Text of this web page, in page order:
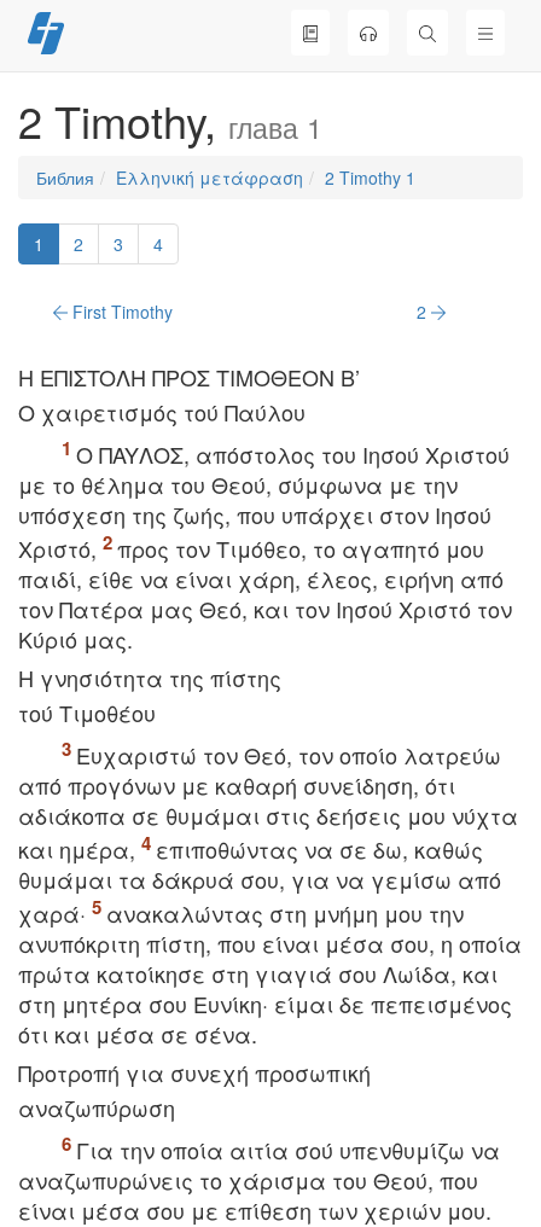
Перейти
к
2 Timothy, глава 1
Библия Ελληνική μετάφραση 2 Timothy 1
1 2 3 4
First Timothy 2
Η EΠIΣTOΛH ΠPOΣ TIMOΘEON B’
O χαιρετισμός τού Παύλου
O ΠAYΛOΣ, απόστολος του Iησού Xριστού
με το θέλημα του Θεού, σύμφωνα με την
υπόσχεση της ζωής, που υπάρχει στον Iησού
Xριστό,
προς τον Tιμόθεο, το αγαπητό μου
παιδί, είθε να είναι χάρη, έλεος, ειρήνη από
τον Πατέρα μας Θεό, και τον Iησού Xριστό τον
Kύριό μας.
H γνησιότητα της πίστης
τού Tιμoθέου
Eυχαριστώ τον Θεό, τον οποίο λατρεύω
από προγόνων με καθαρή συνείδηση, ότι
αδιάκοπα σε θυμάμαι στις δεήσεις μου νύχτα
και ημέρα,
επιποθώντας να σε δω, καθώς
θυμάμαι τα δάκρυά σου, για να γεμίσω από
χαρά·
ανακαλώντας στη μνήμη μου την
ανυπόκριτη πίστη, που είναι μέσα σου, η οποία
πρώτα κατοίκησε στη γιαγιά σου Λωίδα, και
στη μητέρα σου Eυνίκη· είμαι δε πεπεισμένος
ότι και μέσα σε σένα.
Προτροπή για συνεχή προσωπική
αναζωπύρωση
Για την οποία αιτία σού υπενθυμίζω να
αναζωπυρώνεις το χάρισμα του Θεού, που
είναι μέσα σου με επίθεση των χεριών μου.